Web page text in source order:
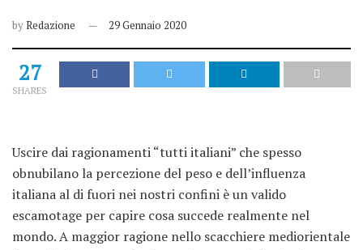
byRedazione 29 Gennaio 2020
27
SHARES
Uscire dai ragionamenti “tutti italiani” che spesso
obnubilano la percezione del peso e dell’influenza
italiana al di fuori nei nostri confini è un valido
escamotage per capire cosa succede realmente nel
mondo. A maggior ragione nello scacchiere mediorientale